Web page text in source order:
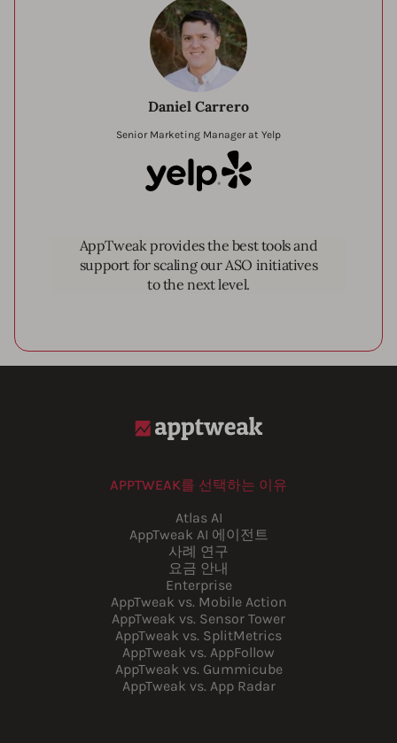
Daniel Carrero
Senior Marketing Manager at Yelp
Yelp
AppTweak provides the best tools and
support for scaling our ASO initiatives
to the next level.
APPTWEAK를 선택하는 이유
Atlas AI
AppTweak AI 에이전트
사례 연구
요금 안내
Enterprise
AppTweak vs. Mobile Action
AppTweak vs. Sensor Tower
AppTweak vs. SplitMetrics
AppTweak vs. AppFollow
AppTweak vs. Gummicube
AppTweak vs. App Radar